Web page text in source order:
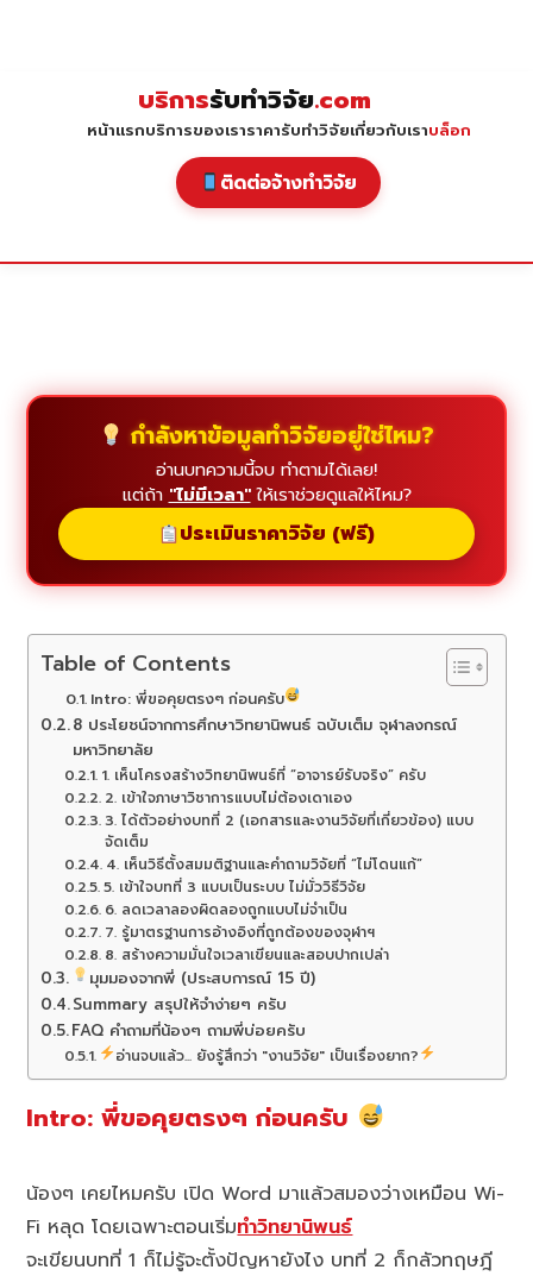
บริการรับทำวิจัย.com
หน้าแรกบริการของเราราคารับทำวิจัยเกี่ยวกับเราบล็อก
ติดต่อจ้างทำวิจัย
กำลังหาข้อมูลทำวิจัยอยู่ใช่ไหม?
อ่านบทความนี้จบ ทำตามได้เลย!
แต่ถ้า "ไม่มีเวลา"ให้เราช่วยดูแลให้ไหม?
ประเมินราคาวิจัย (ฟรี)
Table of Contents
Intro: พี่ขอคุยตรงๆ ก่อนครับ
8 ประโยชน์จากการศึกษาวิทยานิพนธ์ ฉบับเต็ม จุฬาลงกรณ์
มหาวิทยาลัย
1. เห็นโครงสร้างวิทยานิพนธ์ที่ “อาจารย์รับจริง” ครับ
2. เข้าใจภาษาวิชาการแบบไม่ต้องเดาเอง
3. ได้ตัวอย่างบทที่ 2 (เอกสารและงานวิจัยที่เกี่ยวข้อง) แบบ
จัดเต็ม
4. เห็นวิธีตั้งสมมติฐานและคำถามวิจัยที่ “ไม่โดนแก้”
5. เข้าใจบทที่ 3 แบบเป็นระบบ ไม่มั่ววิธีวิจัย
6. ลดเวลาลองผิดลองถูกแบบไม่จำเป็น
7. รู้มาตรฐานการอ้างอิงที่ถูกต้องของจุฬาฯ
8. สร้างความมั่นใจเวลาเขียนและสอบปากเปล่า
มุมมองจากพี่ (ประสบการณ์ 15 ปี)
Summary สรุปให้จำง่ายๆ ครับ
FAQ คำถามที่น้องๆ ถามพี่บ่อยครับ
อ่านจบแล้ว... ยังรู้สึกว่า "งานวิจัย" เป็นเรื่องยาก?
Intro: พี่ขอคุยตรงๆ ก่อนครับ
น้องๆ เคยไหมครับ เปิด Word มาแล้วสมองว่างเหมือน Wi-
Fi หลุด โดยเฉพาะตอนเริ่มทำวิทยานิพนธ์
จะเขียนบทที่ 1 ก็ไม่รู้จะตั้งปัญหายังไง บทที่ 2 ก็กลัวทฤษฎี